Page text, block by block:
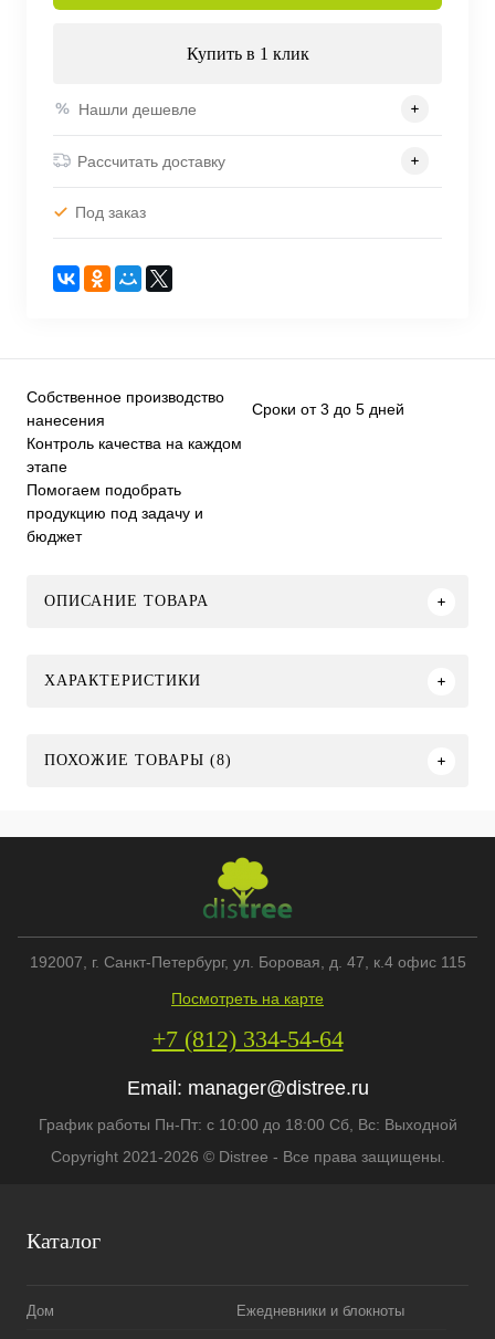
Купить в 1 клик
Нашли дешевле
Рассчитать доставку
Под заказ
Собственное производство
нанесения
Сроки от 3 до 5 дней
Контроль качества на каждом
этапе
Помогаем подобрать
продукцию под задачу и
бюджет
ОПИСАНИЕ ТОВАРА
ХАРАКТЕРИСТИКИ
ПОХОЖИЕ ТОВАРЫ (8)
Каталог
Дом Ежедневники и блокноты
192007 , г. Санкт-Петербург, ул. Боровая, д. 47, к.4 офис 115
Посмотреть на карте
+7 (812) 334-54-64
Email: manager@distree.ru
График работы Пн-Пт: с 10:00 до 18:00 Сб, Вс: Выходной
Copyright 2021-2026 © Distree - Все права защищены.